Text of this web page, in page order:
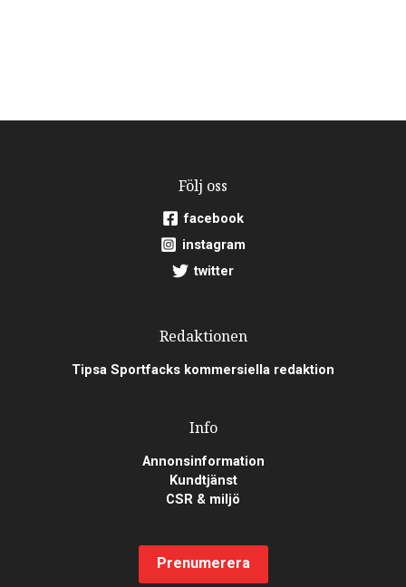
Följ oss
facebook
instagram
twitter
Redaktionen
Tipsa Sportfacks kommersiella redaktion
Info
Annonsinformation
Kundtjänst
CSR & miljö
Prenumerera